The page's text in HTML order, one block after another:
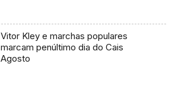
Vitor Kley e marchas populares
marcam penúltimo dia do Cais
Agosto